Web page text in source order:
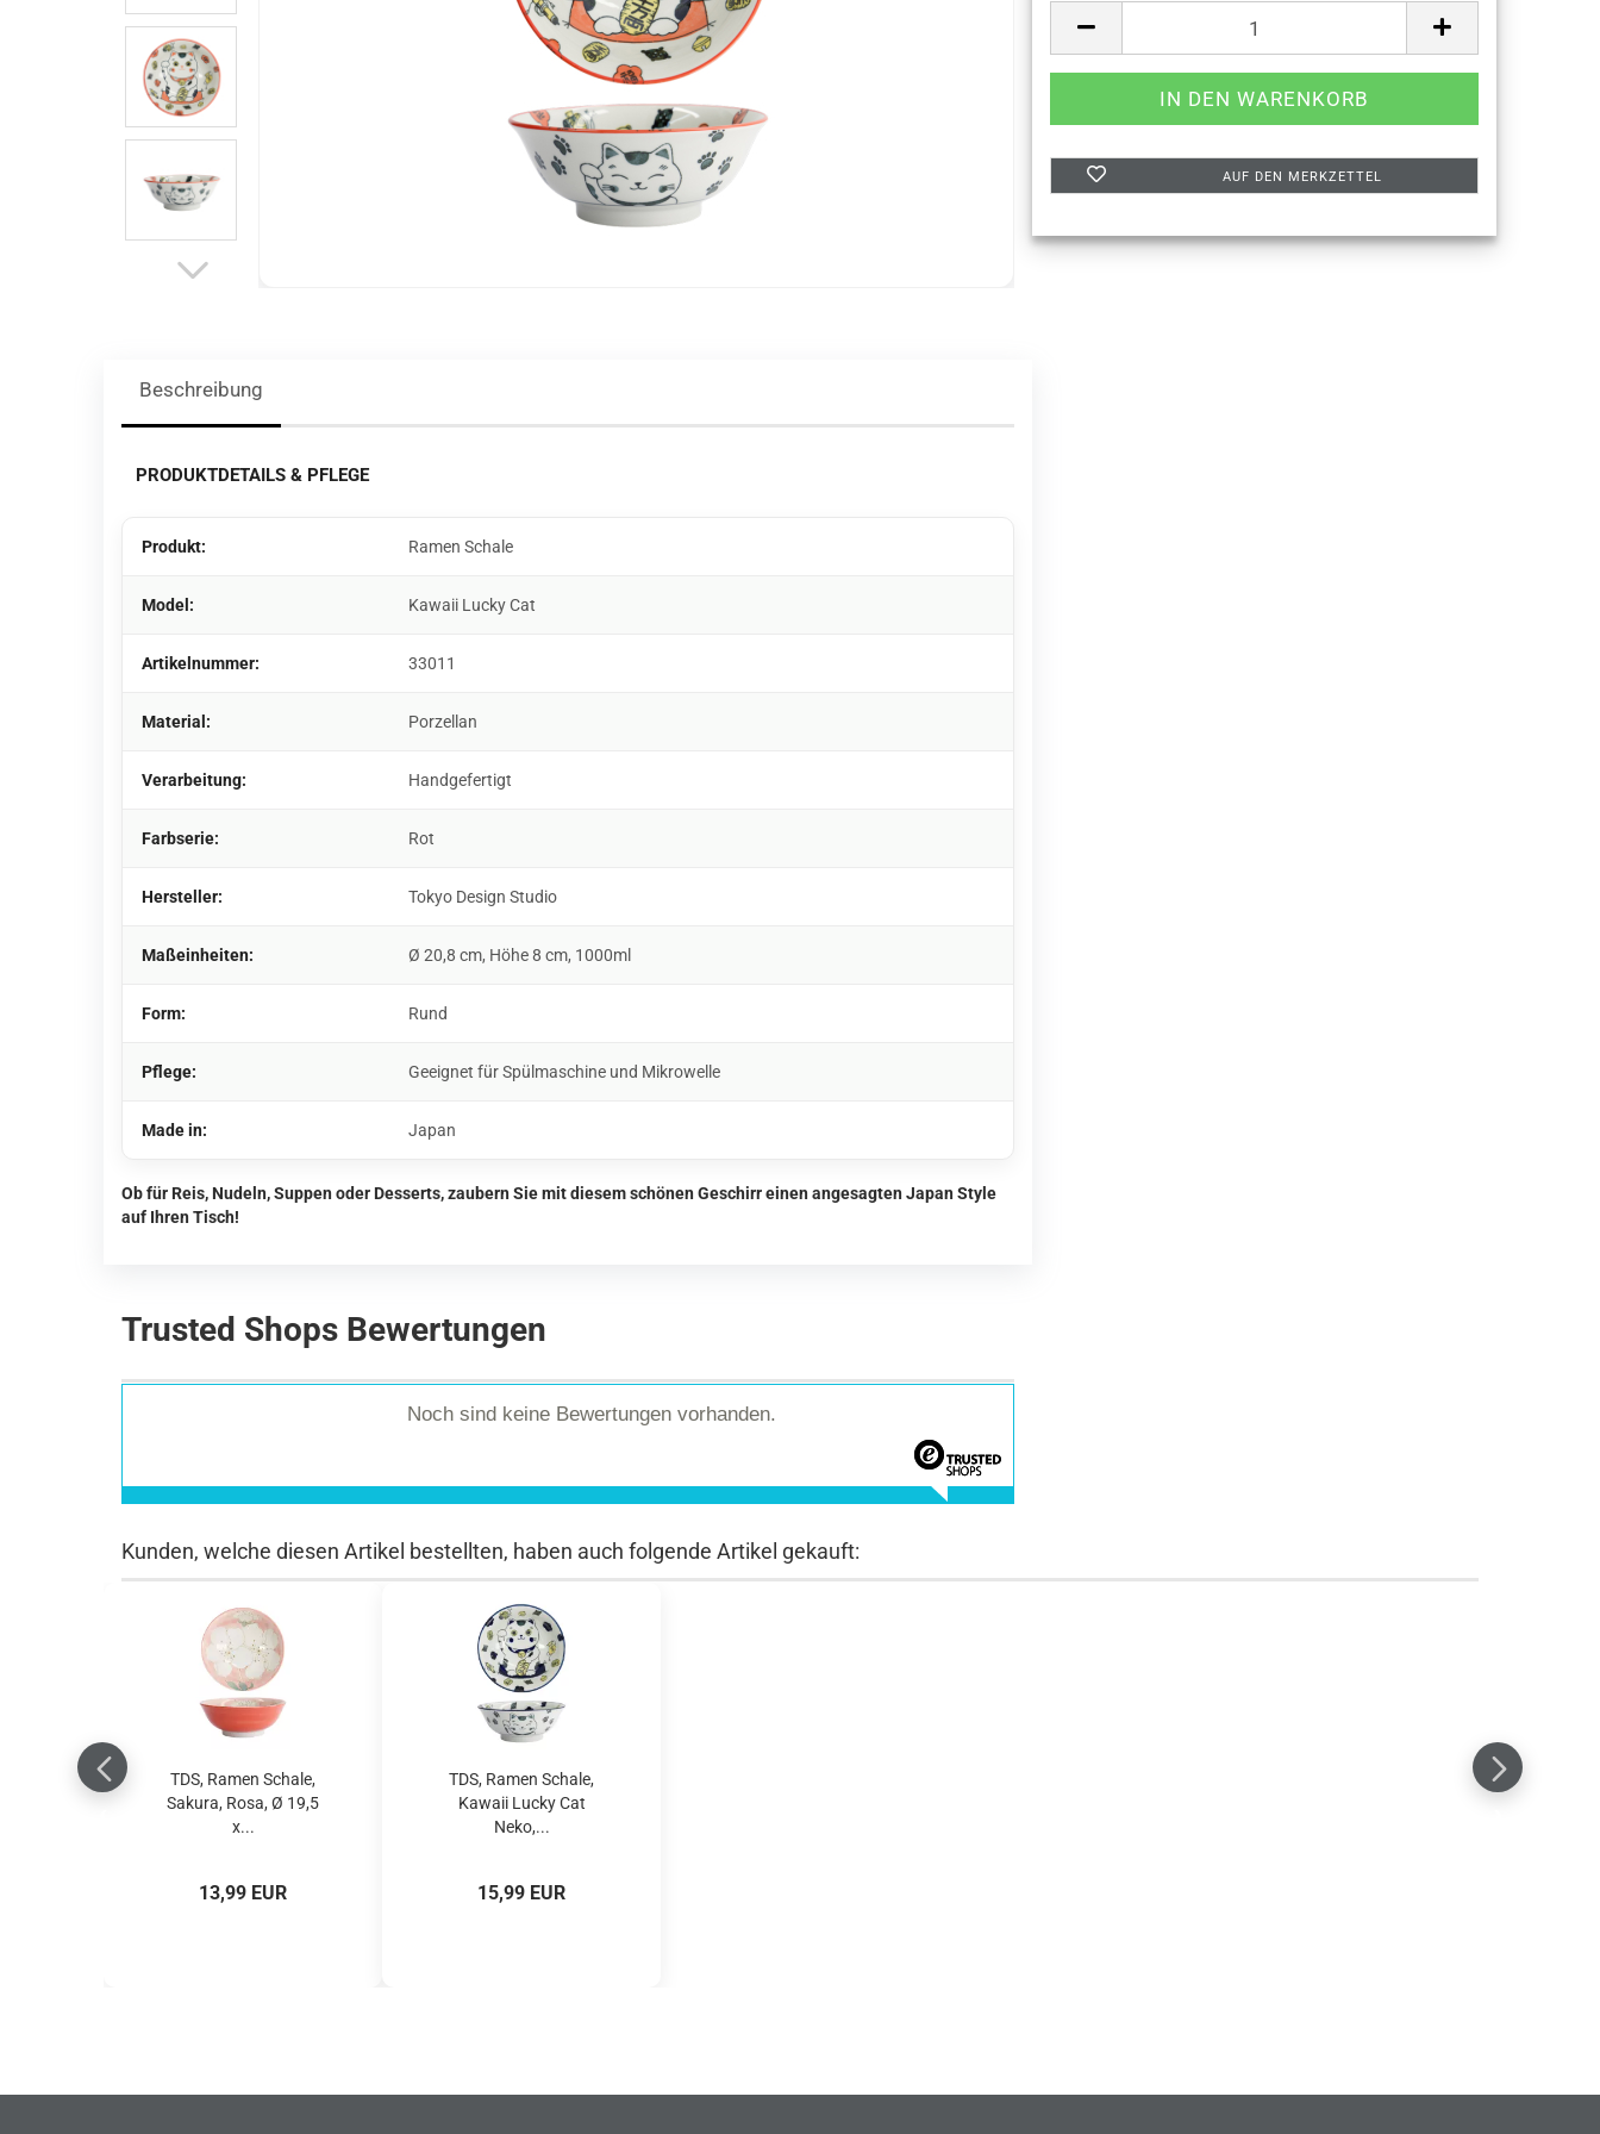
AUF DEN MERKZETTEL
Beschreibung
PRODUKTDETAILS & PFLEGE
Produkt: Ramen Schale
Model: Kawaii Lucky Cat
Artikelnummer: 33011
Material: Porzellan
Verarbeitung: Handgefertigt
Farbserie: Rot
Hersteller: Tokyo Design Studio
Maßeinheiten: Ø 20,8 cm, Höhe 8 cm, 1000ml
Form: Rund
Pflege: Geeignet für Spülmaschine und Mikrowelle
Made in: Japan
Ob für Reis, Nudeln, Suppen oder Desserts, zaubern Sie mit diesem schönen Geschirr einen angesagten Japan Style
auf Ihren Tisch!
Trusted Shops Bewertungen
Noch sind keine Bewertungen vorhanden.
Kunden, welche diesen Artikel bestellten, haben auch folgende Artikel gekauft:
TDS, Ramen Schale,
Sakura, Rosa, Ø 19,5
x...
13,99 EUR
TDS, Ramen Schale,
Kawaii Lucky Cat
Neko,...
15,99 EUR